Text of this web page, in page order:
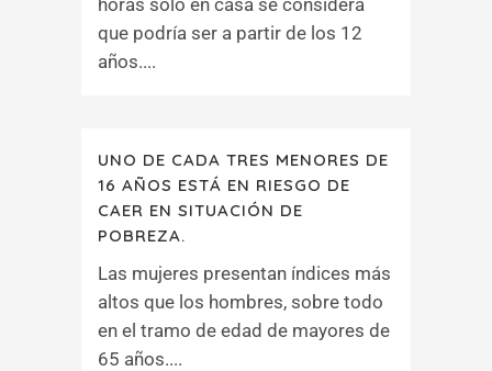
horas solo en casa se considera
que podría ser a partir de los 12
años....
UNO DE CADA TRES MENORES DE
16 AÑOS ESTÁ EN RIESGO DE
CAER EN SITUACIÓN DE
POBREZA.
Las mujeres presentan índices más
altos que los hombres, sobre todo
en el tramo de edad de mayores de
65 años....